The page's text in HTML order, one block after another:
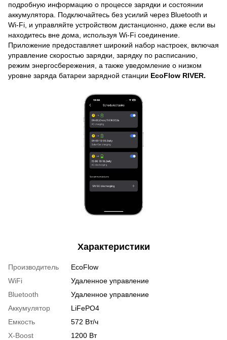
подробную информацию о процессе зарядки и состоянии
аккумулятора. Подключайтесь без усилий через Bluetooth и
Wi-Fi, и управляйте устройством дистанционно, даже если вы
находитесь вне дома, используя Wi-Fi соединение.
Приложение предоставляет широкий набор настроек, включая
управление скоростью зарядки, зарядку по расписанию,
режим энергосбережения, а также уведомление о низком
уровне заряда батареи зарядной станции EcoFlow RIVER.
Характеристики
Производитель
EcoFlow
WiFi
Удаленное управление
Bluetooth
Удаленное управление
Аккумулятор
LiFePO4
Емкость
572 Вт/ч
X-Boost
1200 Вт